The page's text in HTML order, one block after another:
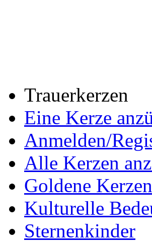
Trauerkerzen
Eine Kerze
Anmelden/
Alle Kerzen
Goldene
Kulturelle
Sternenkinder